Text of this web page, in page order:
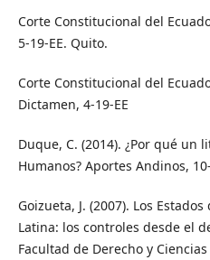
Corte Constitucional del
5-19-EE. Quito.
Corte Constitucional del
Dictamen, 4-19-EE
Duque, C. (2014). ¿Por qué un
Humanos? Aportes Andinos,
Goizueta, J. (2007). Los
Latina: los controles desde el
Facultad de Derecho y